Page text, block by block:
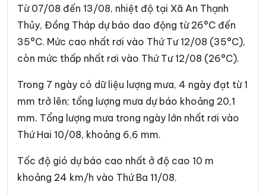
Xã Châu Thành Xã Chợ Gạo
Xã Đốc Binh Kiều Xã Đồng Sơn
Xã Gò Công Đông
Xã Hậu Mỹ Xã Hiệp Đức
Xã Hòa Long Xã Hội Cư
Xã Hưng Thạnh Xã Kim Sơn
Xã Lai Vung Xã Lấp Vò
Xã Long Bình Xã Long Định
Từ 07/08 đến 13/08, nhiệt độ tại Xã An Thạnh
Thủy, Đồng Tháp dự báo dao động từ 26°C đến
35°C. Mức cao nhất rơi vào Thứ Tư 12/08 (35°C),
còn mức thấp nhất rơi vào Thứ Tư 12/08 (26°C).
Trong 7 ngày có dữ liệu lượng mưa, 4 ngày đạt từ 1
mm trở lên; tổng lượng mưa dự báo khoảng 20,1
mm. Tổng lượng mưa trong ngày lớn nhất rơi vào
Thứ Hai 10/08, khoảng 6,6 mm.
Tốc độ gió dự báo cao nhất ở độ cao 10 m
khoảng 24 km/h vào Thứ Ba 11/08.